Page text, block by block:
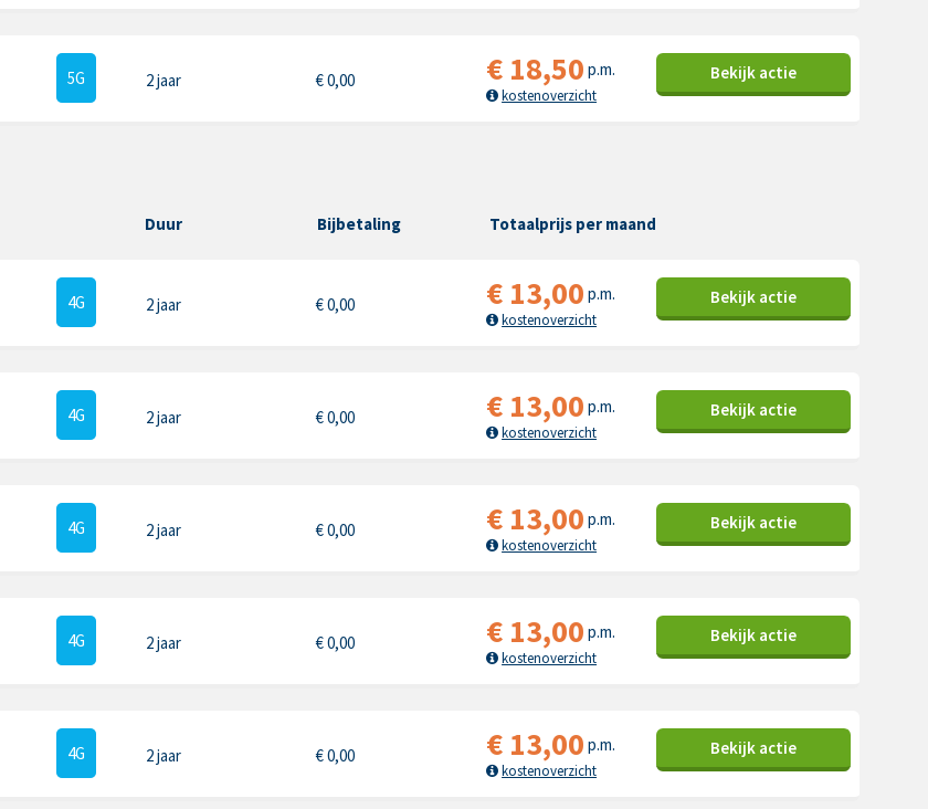
5G 2 jaar €0,00 € 18,50 p.m.
kostenoverzicht
Bekijk actie
Duur Bijbetaling Totaalprijs per maand
4G 2 jaar €0,00 € 13,00 p.m.
kostenoverzicht
Bekijk actie
4G 2 jaar €0,00 € 13,00 p.m.
kostenoverzicht
Bekijk actie
4G 2 jaar €0,00 € 13,00 p.m.
kostenoverzicht
Bekijk actie
4G 2 jaar €0,00 € 13,00 p.m.
kostenoverzicht
Bekijk actie
4G 2 jaar €0,00 € 13,00 p.m.
kostenoverzicht
Bekijk actie